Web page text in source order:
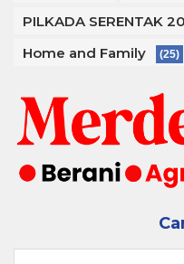
PILKADA SERENTAK
Home and Family (25)